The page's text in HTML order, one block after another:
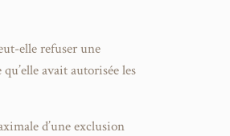
elle refuser une
avait autorisée les
d’une exclusion